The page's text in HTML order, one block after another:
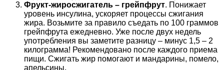
Фрукт-жиросжигатель – грейпфрут. Понижает
уровень инсулина, ускоряет процессы сжигания
жира. Возьмите за правило съедать по 100 граммов
грейпфрута ежедневно. Уже после двух недель
употребления вы заметите разницу – минус 1,5 – 2
килограмма! Рекомендовано после каждого приема
пищи. Сжигать жир помогают и мандарины, помело,
апельсины.